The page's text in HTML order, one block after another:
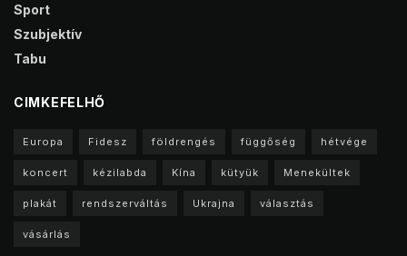
Sport
Szubjektív
Tabu
CIMKEFELHŐ
Europa Fidesz földrengés függőség hétvége
koncert kézilabda Kína kütyük Menekültek
plakát rendszerváltás Ukrajna választás
vásárlás